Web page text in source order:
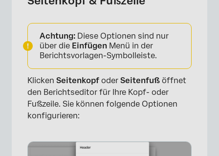
Achtung: Diese Optionen sind nur
über die Einfügen Menü in der
Berichtsvorlagen-Symbolleiste.
Klicken Seitenkopf oder Seitenfuß öffnet
den Berichtseditor für Ihre Kopf- oder
Fußzeile. Sie können folgende Optionen
konfigurieren: